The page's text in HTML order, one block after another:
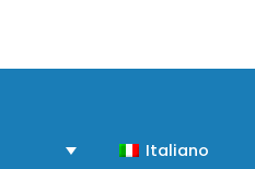
Italiano